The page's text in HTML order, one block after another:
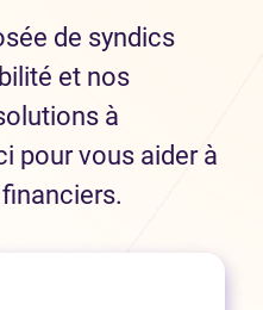
de syndics
et nos
à
pour vous aider à